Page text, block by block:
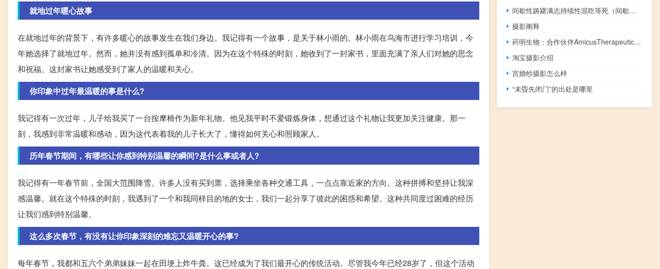
就地过年暖心故事
在就地过年的背景下，有许多暖心的故事发生在我们身边。我记得有一个故事，是关于林小雨的。林小雨在乌海市进行学习培训，今
年她选择了就地过年。然而，她并没有感到孤单和冷清。因为在这个特殊的时刻，她收到了一封家书，里面充满了亲人们对她的思念
和祝福。这封家书让她感受到了家人的温暖和关心。
你印象中过年最温暖的事是什么?
我记得有一次过年，儿子给我买了一台按摩椅作为新年礼物。他见我平时不爱锻炼身体，想通过这个礼物让我更加关注健康。那一
刻，我感到非常温暖和感动，因为这代表着我的儿子长大了，懂得如何关心和照顾家人。
历年春节期间，有哪些让你感到特别温馨的瞬间?是什么事或者人?
我记得有一年春节前，全国大范围降雪。许多人没有买到票，选择乘坐各种交通工具，一点点靠近家的方向。这种拼搏和坚持让我深
感温馨。就在这个特殊的时刻，我遇到了一个和我同样目的地的女士，我们一起分享了彼此的困惑和希望。这种共同度过困难的经历
让我们感到特别温馨。
这么多次春节，有没有让你印象深刻的难忘又温暖开心的事?
每年春节，我都和五六个弟弟妹妹一起在田埂上炸牛粪。这已经成为了我们最开心的传统活动。尽管我今年已经28岁了，但这个活动
间歇性踌躇满志持续性混吃等死（间歇泉简介）
摄影阐释
药明生物：合作伙伴AmicusTherapeutics庞贝病创新疗法获美国FDA批准上市
淘宝摄影介绍
宫婚纱摄影怎么样
“未昏先闭门”的出处是哪里